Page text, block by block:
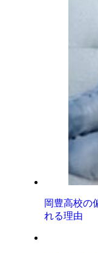
岡豊高校の
れる理由